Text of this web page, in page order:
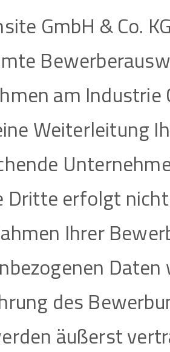
GmbH & Co.
am Industrie
Weiterleitung
Dritte erfolgt
Ihrer
des
äußerst